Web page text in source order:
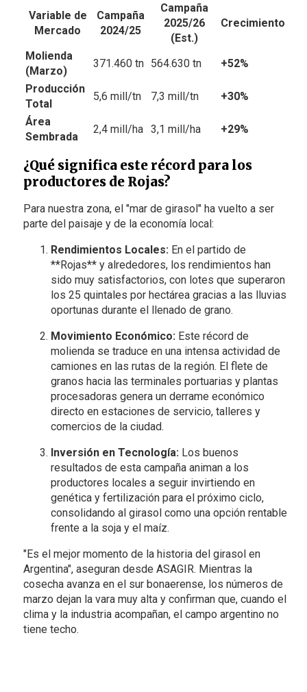
Variable de
Mercado
Campaña
2024/25
Campaña
2025/26
(Est.)
Crecimiento
Molienda
(Marzo)
371.460 tn 564.630 tn
+52%
Producción
Total
5,6 mill/tn 7,3 mill/tn
+30%
Área
Sembrada
2,4 mill/ha 3,1 mill/ha +29%
¿Qué significa este récord para los
productores de Rojas?
Para nuestra zona, el "mar de girasol" ha vuelto a ser
parte del paisaje y de la economía local:
Rendimientos Locales:En el partido de
**Rojas** y alrededores, los rendimientos han
sido muy satisfactorios, con lotes que superaron
los 25 quintales por hectárea gracias a las lluvias
oportunas durante el llenado de grano.
Movimiento Económico:Este récord de
molienda se traduce en una intensa actividad de
camiones en las rutas de la región. El flete de
granos hacia las terminales portuarias y plantas
procesadoras genera un derrame económico
directo en estaciones de servicio, talleres y
comercios de la ciudad.
Inversión en Tecnología:Los buenos
resultados de esta campaña animan a los
productores locales a seguir invirtiendo en
genética y fertilización para el próximo ciclo,
consolidando al girasol como una opción rentable
frente a la soja y el maíz.
"Es el mejor momento de la historia del girasol en
Argentina", aseguran desde ASAGIR. Mientras la
cosecha avanza en el sur bonaerense, los números de
marzo dejan la vara muy alta y confirman que, cuando el
clima y la industria acompañan, el campo argentino no
tiene techo.